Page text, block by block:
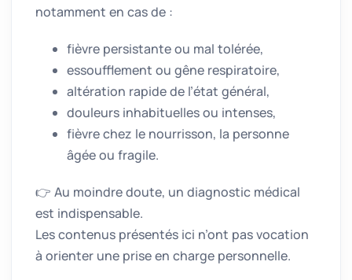
notamment en cas de :
fièvre persistante ou mal tolérée,
essoufflement ou gêne respiratoire,
altération rapide de l’état général,
douleurs inhabituelles ou intenses,
fièvre chez le nourrisson, la personne
âgée ou fragile.
👉 Au moindre doute, un diagnostic médical
est indispensable.
Les contenus présentés ici n’ont pas vocation
à orienter une prise en charge personnelle.